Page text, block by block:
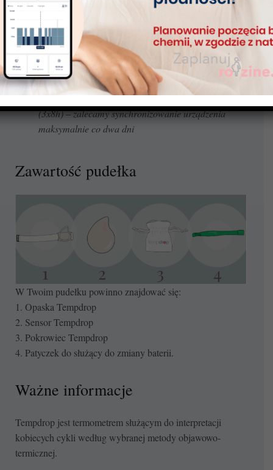
sekund
Do synchronizacji danych wymagane jest włączenie
bluetooth, GPS oraz połączenia z internetem
Do połączenia z internetem możesz użyć WiFI lub
danych komórkowych
Sensor przechowuje maksymalnie 24 godziny pomiaru
(3x8h) – zalecamy synchronizowanie urządzenia
maksymalnie co dwa dni
Zawartość pudełka
W Twoim pudełku powinno znajdować się:
1. Opaska Tempdrop
2. Sensor Tempdrop
3. Pokrowiec Tempdrop
4. Patyczek do służący do zmiany baterii.
Ważne informacje
Tempdrop jest termometrem służącym do interpretacji
kobiecych cykli według wybranej metody objawowo-
termicznej.